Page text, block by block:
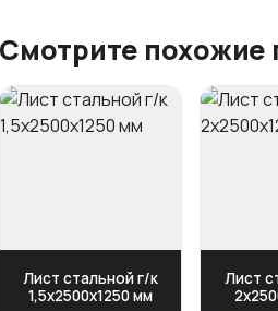
Смотрите похожие
Лист стальной г/к
1,5х2500х1250 мм
Лист